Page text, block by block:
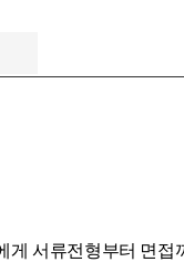
서류전형부터 면